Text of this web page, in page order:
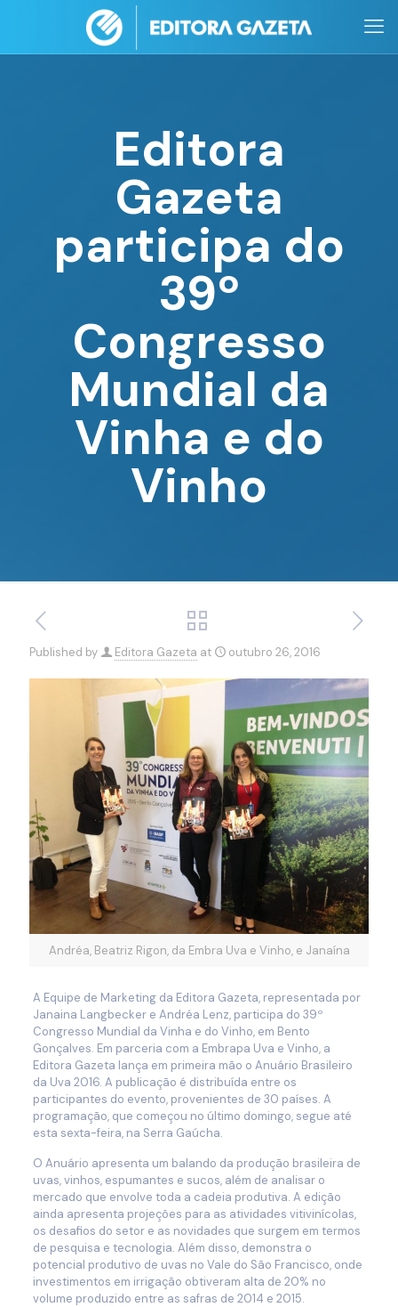
Editora
Gazeta
participa do
39º
Congresso
Mundial da
Vinha e do
Vinho
Published by Editora Gazeta at outubro 26, 2016
Andréa, Beatriz Rigon, da Embra Uva e Vinho, e Janaína
A Equipe de Marketing da Editora Gazeta, representada por
Janaina Langbecker e Andréa Lenz, participa do 39º
Congresso Mundial da Vinha e do Vinho, em Bento
Gonçalves. Em parceria com a Embrapa Uva e Vinho, a
Editora Gazeta lança em primeira mão o Anuário Brasileiro
da Uva 2016. A publicação é distribuída entre os
participantes do evento, provenientes de 30 países. A
programação, que começou no último domingo, segue até
esta sexta-feira, na Serra Gaúcha.
O Anuário apresenta um balando da produção brasileira de
uvas, vinhos, espumantes e sucos, além de analisar o
mercado que envolve toda a cadeia produtiva. A edição
ainda apresenta projeções para as atividades vitivinícolas,
os desafios do setor e as novidades que surgem em termos
de pesquisa e tecnologia. Além disso, demonstra o
potencial produtivo de uvas no Vale do São Francisco, onde
investimentos em irrigação obtiveram alta de 20% no
volume produzido entre as safras de 2014 e 2015.